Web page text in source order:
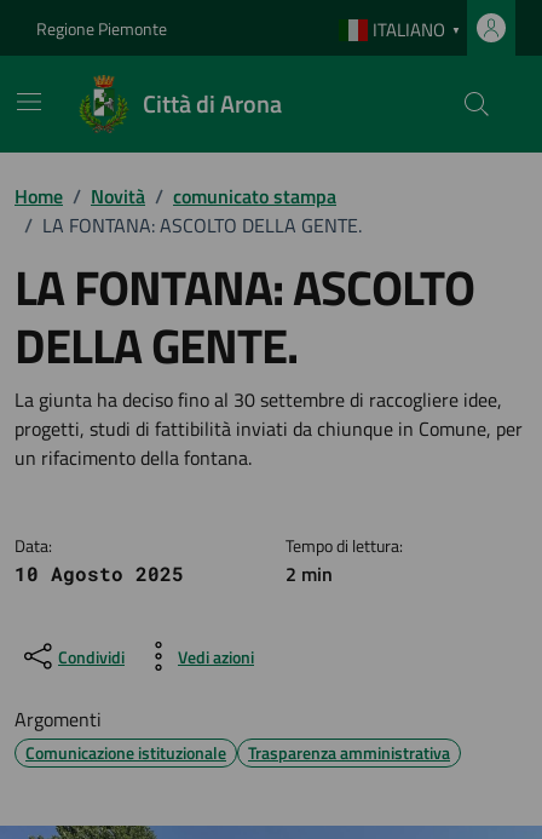
Regione Piemonte ITALIANO ▼
Città di Arona
Home / Novità / comunicato stampa
/ LA FONTANA: ASCOLTO DELLA GENTE.
LA FONTANA: ASCOLTO
DELLA GENTE.
Dettagli della notizia
La giunta ha deciso fino al 30 settembre di raccogliere idee,
progetti, studi di fattibilità inviati da chiunque in Comune, per
un rifacimento della fontana.
Data:
10 Agosto 2025
Tempo di lettura:
2 min
Condividi Vedi azioni
Argomenti
Comunicazione istituzionale Trasparenza amministrativa